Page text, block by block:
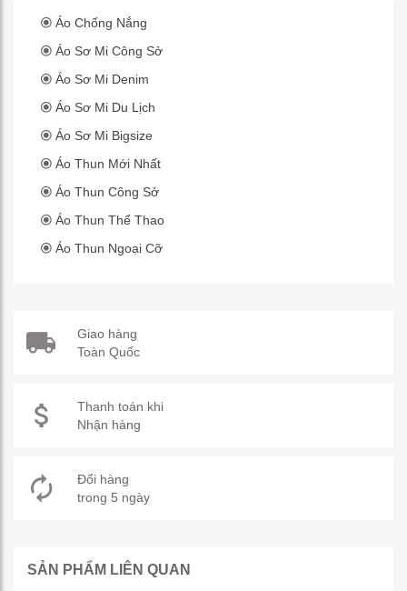
Áo Chống Nắng
Áo Sơ Mi Công Sở
Áo Sơ Mi Denim
Áo Sơ Mi Du Lịch
Áo Sơ Mi Bigsize
Áo Thun Mới Nhất
Áo Thun Công Sở
Áo Thun Thể Thao
Áo Thun Ngoại Cỡ
Giao hàng
Toàn Quốc
Thanh toán khi
Nhận hàng
Đổi hàng
trong 5 ngày
SẢN PHẨM LIÊN QUAN